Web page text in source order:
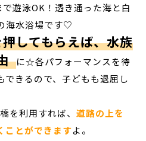
で遊泳OK！透き通った海と白
海水浴場です♡
してもらえば、水族
に☆各パフォーマンスを待
できるので、子どもも退屈し
を利用すれば、道路の上を
ことができますよ。